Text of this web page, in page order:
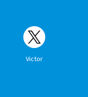
Victor